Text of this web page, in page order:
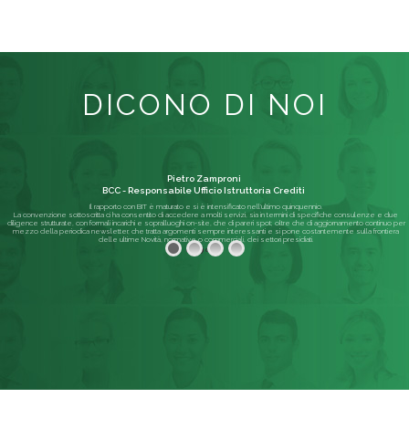
DICONO DI NOI
Il rapporto con BIT è maturato e si è intensificato nell'ultimo quinquennio.
La convenzione sottoscritta ci ha consentito di accedere a molti servizi, sia in termini di specifiche consulenze e due
diligence strutturate, con formali incarichi e sopralluoghi on-site, che di pareri spot; oltre che di aggiornamento continuo per
mezzo della periodica newsletter, che tratta argomenti sempre interessanti e si pone costantemente sulla frontiera
delle ultime Novità, normative o commerciali, dei settori presidiati.
Pietro Zamproni
BCC - Responsabile Ufficio Istruttoria Crediti
Leggi di più